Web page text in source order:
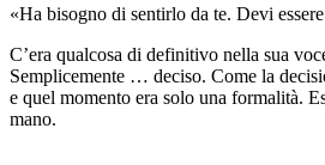
«Ha bisogno di sentirlo da te. Devi
C’era qualcosa di definitivo nella sua
Semplicemente … deciso. Come la
e quel momento era solo una formalità.
mano.